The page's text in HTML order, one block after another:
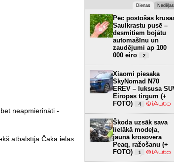
neapmierināti -
atbalstīja Čaka ielas
Dienas Nedēļas
Pēc postošās
Saulkrastu pusē –
desmitiem bojātu
automašīnu un
zaudējumi ap 100
000 eiro
2
Xiaomi piesaka
SkyNomad N70
EREV – luksusa
Eiropas tirgum (+
FOTO)
4
Škoda uzsāk sava
lielākā modeļa,
jaunā krosovera
Peaq, ražošanu (+
FOTO)
1